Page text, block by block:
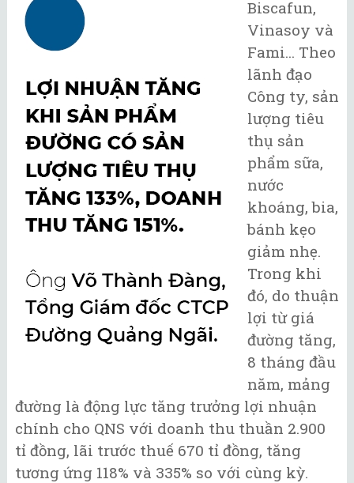
Biscafun,
Vinasoy và
Fami... Theo
lãnh đạo
Công ty, sản
lượng tiêu
thụ sản
phẩm sữa,
nước
khoáng, bia,
bánh kẹo
giảm nhẹ.
Trong khi
đó, do thuận
lợi từ giá
đường tăng,
8 tháng đầu
năm, mảng
đường là động lực tăng trưởng lợi nhuận
chính cho QNS với doanh thu thuần 2.900
tỉ đồng, lãi trước thuế 670 tỉ đồng, tăng
tương ứng 118% và 335% so với cùng kỳ.